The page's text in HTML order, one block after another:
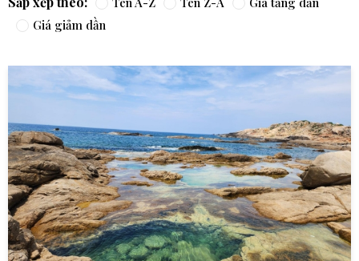
Giá giảm dần